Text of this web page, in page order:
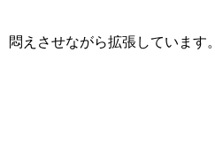
悶えさせながら拡張しています。